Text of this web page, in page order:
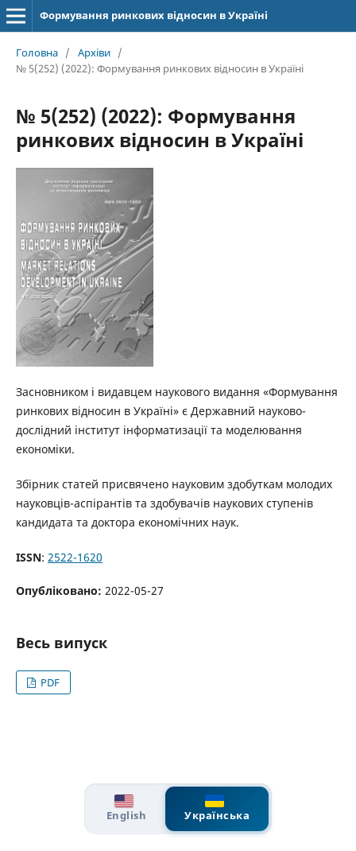
Формування ринкових відносин в Україні
Головна / Архіви /
№ 5(252) (2022): Формування ринкових відносин в Україні
№ 5(252) (2022): Формування
ринкових відносин в Україні
Засновником і видавцем наукового видання «Формування
ринкових відносин в Україні» є Державний науково-
дослідний інститут інформатизації та моделювання
економіки.
Збірник статей присвячено науковим здобуткам молодих
науковців-аспірантів та здобувачів наукових ступенів
кандидата та доктора економічних наук.
ISSN: 2522-1620
Опубліковано: 2022-05-27
Весь випуск
PDF
English Українська